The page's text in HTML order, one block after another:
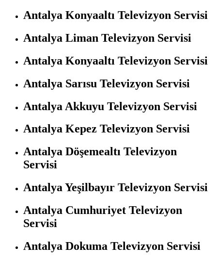
Antalya Konyaaltı Televizyon Servisi
Antalya Liman Televizyon Servisi
Antalya Konyaaltı Televizyon Servisi
Antalya Sarısu Televizyon Servisi
Antalya Akkuyu Televizyon Servisi
Antalya Kepez Televizyon Servisi
Antalya Döşemealtı Televizyon
Servisi
Antalya Yeşilbayır Televizyon Servisi
Antalya Cumhuriyet Televizyon
Servisi
Antalya Dokuma Televizyon Servisi